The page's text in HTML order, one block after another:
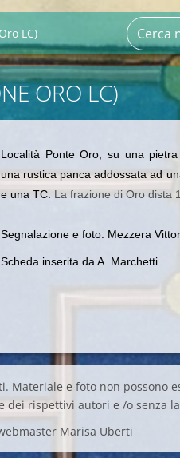
LC)
ORO LC)
Località Ponte Oro, su una
una rustica panca addossata ad
e una TC. La frazione di Oro dista
Segnalazione e foto: Mezzera
Scheda inserita da A. Marchetti
Materiale e foto non possono
dei rispettivi autori e /o senza
Marisa Uberti